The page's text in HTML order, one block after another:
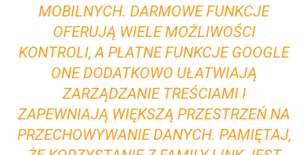
MOBILNYCH. DARMOWE FUNKCJE
OFERUJĄ WIELE MOŻLIWOŚCI
KONTROLI, A PŁATNE FUNKCJE GOOGLE
ONE DODATKOWO UŁATWIAJĄ
ZARZĄDZANIE TREŚCIAMI I
ZAPEWNIAJĄ WIĘKSZĄ PRZESTRZEŃ NA
PRZECHOWYWANIE DANYCH. PAMIĘTAJ,